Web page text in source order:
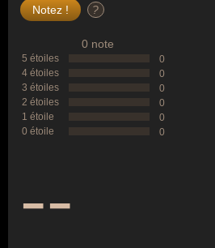
?
0 note
5 étoiles
0
4 étoiles
0
3 étoiles
0
2 étoiles
0
1 étoile
0
0 étoile
0
--